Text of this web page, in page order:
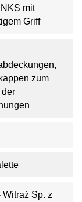
mit
Griff
zum
Witraż Sp. z